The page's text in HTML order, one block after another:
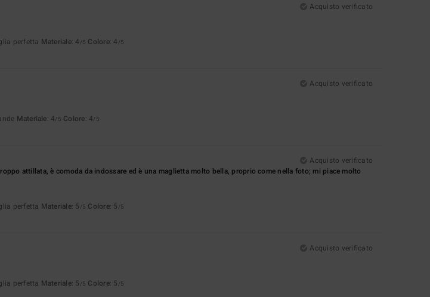
Acquisto verificato
perfetta Materiale: 4 /5 Colore: 4 /5
Acquisto verificato
Materiale: 4/5 Colore: 4/5
Acquisto verificato
attillata, è comoda da indossare ed è una maglietta molto bella, proprio come nella foto; mi piace molto
perfetta Materiale: 5 /5 Colore: 5 /5
Acquisto verificato
perfetta Materiale: 5 /5 Colore: 5 /5